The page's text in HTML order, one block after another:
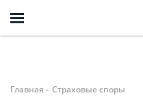
Главная - Страховые споры